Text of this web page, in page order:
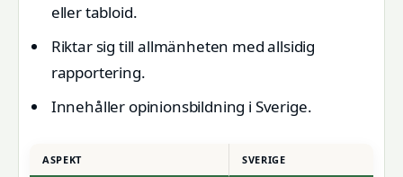
eller tabloid.
Riktar sig till allmänheten med allsidig
rapportering.
Innehåller opinionsbildning i Sverige.
ASPEKT SVERIGE